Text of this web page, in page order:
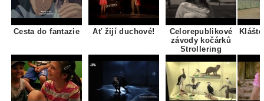
Cesta do fantazie Ať žijí duchové!
Celorepublikové
závody kočárků
Strollering